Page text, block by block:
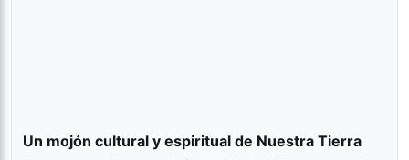
Un mojón cultural y espiritual de Nuestra Tierra